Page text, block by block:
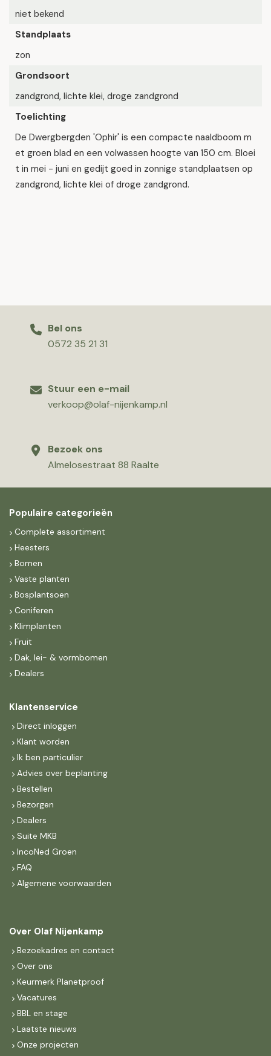
niet bekend
Standplaats
zon
Grondsoort
zandgrond, lichte klei, droge zandgrond
Toelichting
De Dwergbergden 'Ophir' is een compacte naaldboom m
et groen blad en een volwassen hoogte van 150 cm. Bloei
t in mei - juni en gedijt goed in zonnige standplaatsen op
zandgrond, lichte klei of droge zandgrond.
Bel ons
0572 35 21 31
Stuur een e-mail
verkoop@olaf-nijenkamp.nl
Bezoek ons
Almelosestraat 88 Raalte
Populaire categorieën
Complete assortiment
Heesters
Bomen
Vaste planten
Bosplantsoen
Coniferen
Klimplanten
Fruit
Dak, lei- & vormbomen
Dealers
Klantenservice
Direct inloggen
Klant worden
Ik ben particulier
Advies over beplanting
Bestellen
Bezorgen
Dealers
Suite MKB
IncoNed Groen
FAQ
Algemene voorwaarden
Over Olaf Nijenkamp
Bezoekadres en contact
Over ons
Keurmerk Planetproof
Vacatures
BBL en stage
Laatste nieuws
Onze projecten